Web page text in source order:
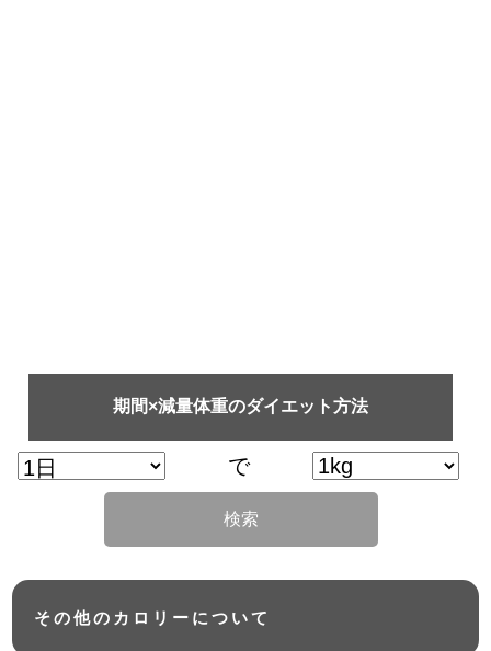
期間×減量体重のダイエット方法
で
検索
その他のカロリーについて